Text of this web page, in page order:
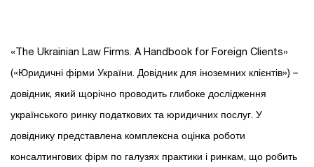
«The Ukrainian Law Firms. A Handbook for Foreign Clients»
(«Юридичні фірми України. Довідник для іноземних клієнтів») –
довідник, який щорічно проводить глибоке дослідження
українського ринку податкових та юридичних послуг. У
довіднику представлена комплексна оцінка роботи
консалтингових фірм по галузях практики і ринкам, що робить